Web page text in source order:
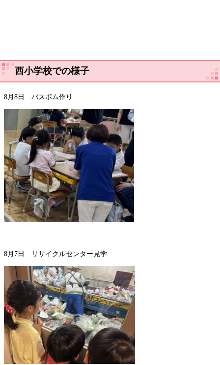
西小学校での様子
8月8日 バスボム作り
8月7日 リサイクルセンター見学